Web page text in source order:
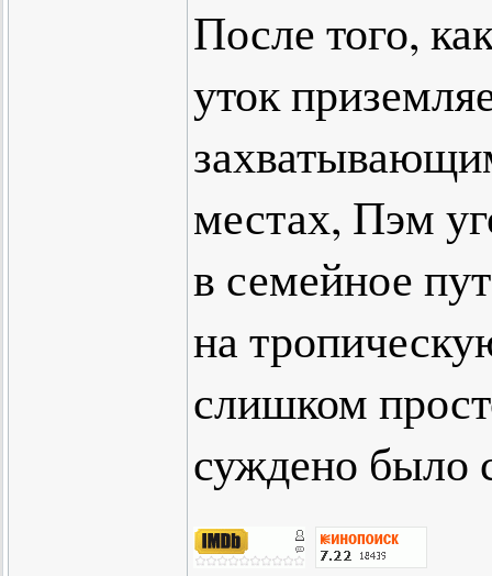
После того,
уток
местах, Пэм
в семейное
на
слишком
суждено было